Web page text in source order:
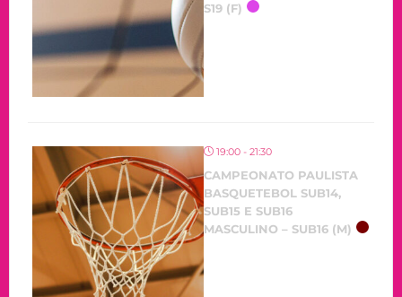
S19 (F)
19:00 - 21:30
CAMPEONATO PAULISTA
BASQUETEBOL SUB14,
SUB15 E SUB16
MASCULINO – SUB16 (M)